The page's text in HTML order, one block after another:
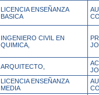
LICENCIA ENSEÑANZA
BASICA
INGENIERO CIVIL EN
QUIMICA,
ARQUITECTO,
LICENCIA ENSEÑANZA
MEDIA